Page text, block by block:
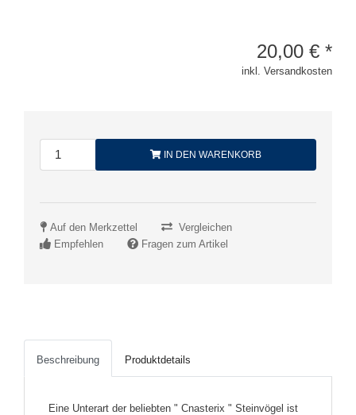
20,00 € *
inkl. Versandkosten
IN DEN WARENKORB
Auf den Merkzettel
Vergleichen
Empfehlen
Fragen zum Artikel
Beschreibung Produktdetails
Eine Unterart der beliebten " Cnasterix " Steinvögel ist